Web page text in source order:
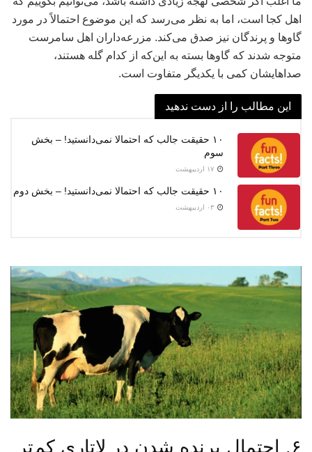
اهل کجا است، اما به نظر می‌رسد که این موضوع احتمالاً در مورد
گاوها و پرندگان نیز صدق می‌کند. مزرعه‌داران اهل سامرست
متوجه شدند که گاوها بسته به این‌که از کدام گله هستند،
صداهایشان کمی با یکدیگر متفاوت است.
این مطالب را از دست ندهید
۱۰ حقیقت جالب که احتمالا نمی‌دانستید! – بخش
سوم
۱۰ حقیقت جالب که احتمالا نمی‌دانستید! – بخش دوم
۶. احتمال برنده شدن در لاتاری کم‌تر